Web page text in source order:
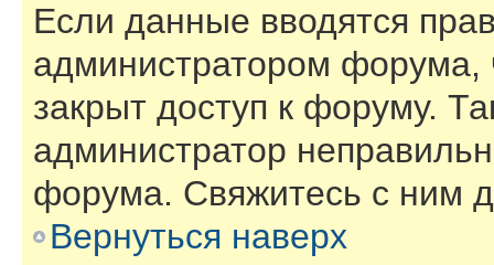
Если данные вводятся
администратором
закрыт доступ к форуму.
администратор
форума. Свяжитесь с ним
Вернуться наверх